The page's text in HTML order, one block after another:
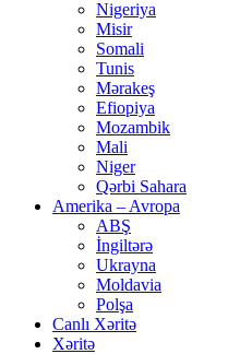
Nigeriya
Misir
Somali
Tunis
Mərakeş
Efiopiya
Mozambik
Mali
Niger
Qərbi Sahara
Amerika – Avropa
ABŞ
İngiltərə
Ukrayna
Moldavia
Polşa
Canlı Xəritə
Xəritə